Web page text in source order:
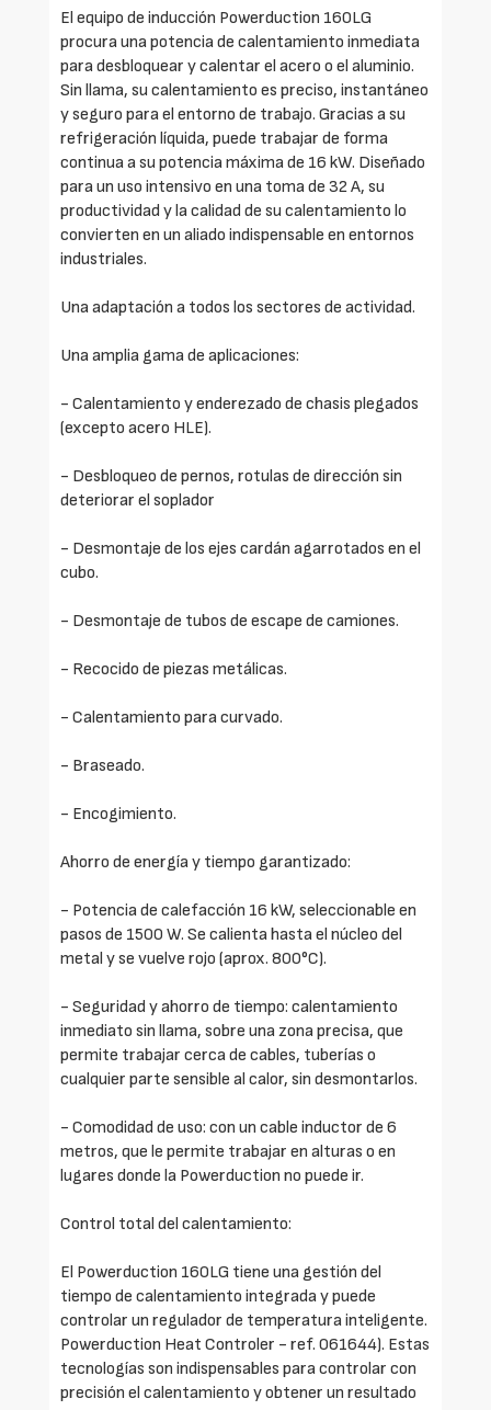
El equipo de inducción Powerduction 160LG
procura una potencia de calentamiento inmediata
para desbloquear y calentar el acero o el aluminio.
Sin llama, su calentamiento es preciso, instantáneo
y seguro para el entorno de trabajo. Gracias a su
refrigeración líquida, puede trabajar de forma
continua a su potencia máxima de 16 kW. Diseñado
para un uso intensivo en una toma de 32 A, su
productividad y la calidad de su calentamiento lo
convierten en un aliado indispensable en entornos
industriales.
Una adaptación a todos los sectores de actividad.
Una amplia gama de aplicaciones:
- Calentamiento y enderezado de chasis plegados
(excepto acero HLE).
- Desbloqueo de pernos, rotulas de dirección sin
deteriorar el soplador
- Desmontaje de los ejes cardán agarrotados en el
cubo.
- Desmontaje de tubos de escape de camiones.
- Recocido de piezas metálicas.
- Calentamiento para curvado.
- Braseado.
- Encogimiento.
Ahorro de energía y tiempo garantizado:
- Potencia de calefacción 16 kW, seleccionable en
pasos de 1500 W. Se calienta hasta el núcleo del
metal y se vuelve rojo (aprox. 800°C).
- Seguridad y ahorro de tiempo: calentamiento
inmediato sin llama, sobre una zona precisa, que
permite trabajar cerca de cables, tuberías o
cualquier parte sensible al calor, sin desmontarlos.
- Comodidad de uso: con un cable inductor de 6
metros, que le permite trabajar en alturas o en
lugares donde la Powerduction no puede ir.
Control total del calentamiento:
El Powerduction 160LG tiene una gestión del
tiempo de calentamiento integrada y puede
controlar un regulador de temperatura inteligente.
Powerduction Heat Controler - ref. 061644). Estas
tecnologías son indispensables para controlar con
precisión el calentamiento y obtener un resultado